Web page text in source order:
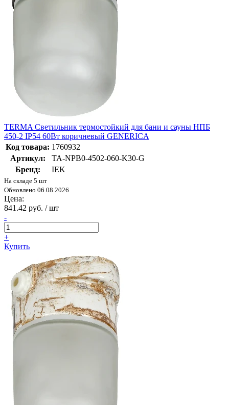
TERMA Светильник термостойкий для бани и сауны НПБ
450-2 IP54 60Вт коричневый GENERICA
Код товара: 1760932
Артикул:
TA-NPB0-4502-060-K30-G
Бренд:
IEK
На складе 5 шт
Обновлено 06.08.2026
Цена:
841.42 руб. / шт
-
+
Купить